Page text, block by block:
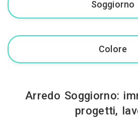
Arredo Soggiorno:
progetti,